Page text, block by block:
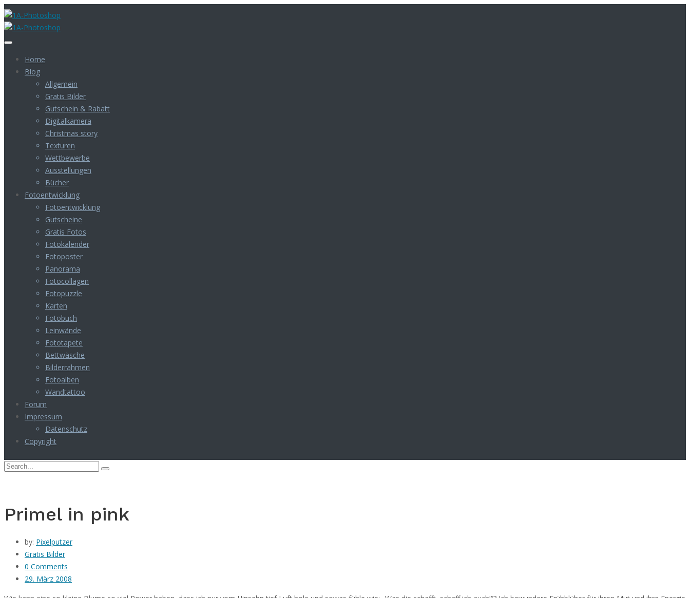
Home
Blog
Allgemein
Gratis Bilder
Gutschein & Rabatt
Digitalkamera
Christmas story
Texturen
Wettbewerbe
Ausstellungen
Bücher
Fotoentwicklung
Fotoentwicklung
Gutscheine
Gratis Fotos
Fotokalender
Fotoposter
Panorama
Fotocollagen
Fotopuzzle
Karten
Fotobuch
Leinwände
Fototapete
Bettwäsche
Bilderrahmen
Fotoalben
Wandtattoo
Forum
Impressum
Datenschutz
Copyright
Primel in pink
by: Pixelputzer
Gratis Bilder
0 Comments
29. März 2008